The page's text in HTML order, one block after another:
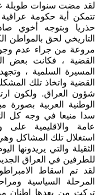
لقد مضت سنوات طويلة
تتمكن أية حكومة
حذريا وبتوجه أخوي
التاريخي لحق بالمواطن
مروعة من جراء عدم
القضية ، فكانت بعض
المسيرة السلمية ،
القضية واتخاذ تلك
شؤون العراق. ولكون
الوطنية العربية
سدا منيعا في وجه كل
عامة والاقليمية
استغلال تلك المشاكل
الثقيلة والتي يريدونها
للطرفين في العراق
لقد تم اسقاط
المرحلة السياسية
تركت من بعدها اطنان